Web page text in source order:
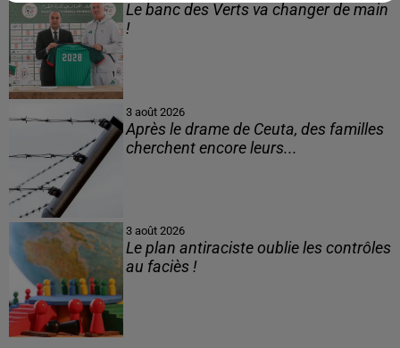
Le banc des Verts va changer de main
!
3 août 2026
Après le drame de Ceuta, des familles
cherchent encore leurs...
3 août 2026
Le plan antiraciste oublie les contrôles
au faciès !